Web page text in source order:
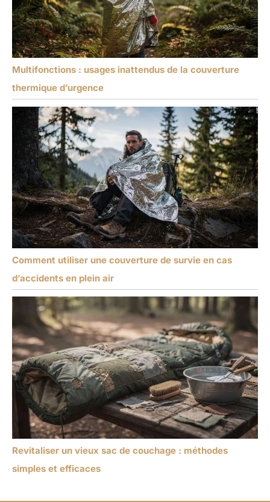
Multifonctions : usages inattendus de la couverture
thermique d’urgence
Comment utiliser une couverture de survie en cas
d’accidents en plein air
Revitaliser un vieux sac de couchage : méthodes
simples et efficaces